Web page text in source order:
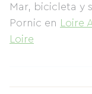
Mar, bicicleta y
Pornic en Loire
Loire